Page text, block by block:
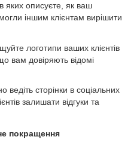
яких описуєте, як ваш
іншим клієнтам вирішити
логотипи ваших клієнтів
вам довіряють відомі
ведіть сторінки в соціальних
залишати відгуки та
покращення